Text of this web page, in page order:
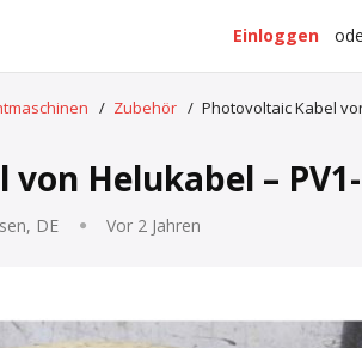
Einloggen
/ Zubehör / Photovoltaic Kabel
Helukabel –
DE Vor 2 Jahren